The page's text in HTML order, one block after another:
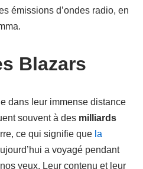
émissions d’ondes radio, en
Blazars
dans leur immense distance
souvent à des milliards
ce qui signifie que la
a voyagé pendant
yeux. Leur contenu et leur